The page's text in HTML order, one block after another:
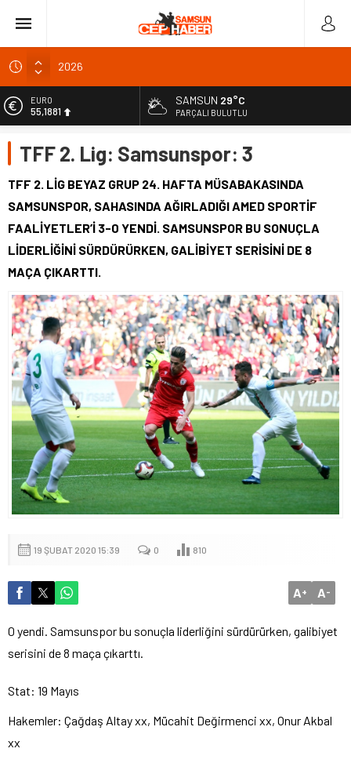
2026
Altın haftayı yüzde 7,4 yükselişle kapattı: Güncel fiyatlar
Meteoroloji’den kuvvetli sağanak uyarısı
Türkiye’nin 4 ülkeye yeni büyükelçi atamaları
EURO
55,1881
6.660,55
BİST
13.779,39
47,7111
SAMSUN 29°C
PARÇALI BULUTLU
TFF 2. Lig: Samsunspor: 3
TFF 2. LİG BEYAZ GRUP 24. HAFTA MÜSABAKASINDA
SAMSUNSPOR, SAHASINDA AĞIRLADIĞI AMED SPORTİF
FAALİYETLER’İ 3-0 YENDİ. SAMSUNSPOR BU SONUÇLA
LİDERLİĞİNİ SÜRDÜRÜRKEN, GALİBİYET SERİSİNİ DE 8
MAÇA ÇIKARTTI.
19 ŞUBAT 2020 15:39 0 810
A+ A-
0 yendi. Samsunspor bu sonuçla liderliğini sürdürürken, galibiyet
serisini de 8 maça çıkarttı.
Stat: 19 Mayıs
Hakemler: Çağdaş Altay xx, Mücahit Değirmenci xx, Onur Akbal
xx